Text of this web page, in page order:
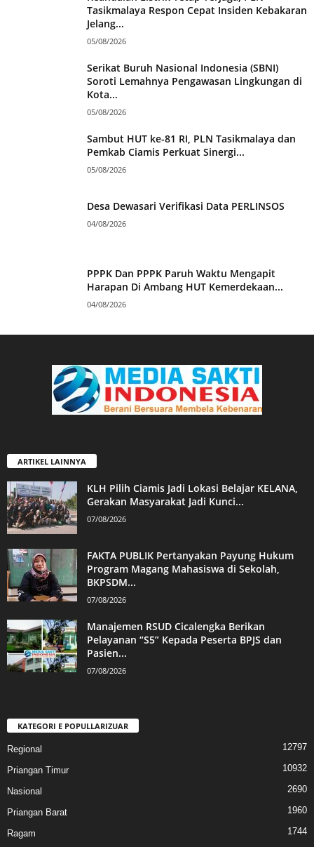
Tasikmalaya Respon Cepat Insiden Kebakaran
Jelang...
05/08/2026
Serikat Buruh Nasional Indonesia (SBNI)
Soroti Lemahnya Pengawasan Lingkungan di
Kota...
05/08/2026
Sambut HUT ke-81 RI, PLN Tasikmalaya dan
Pemkab Ciamis Perkuat Sinergi...
05/08/2026
Desa Dewasari Verifikasi Data PERLINSOS
04/08/2026
PPPK Dan PPPK Paruh Waktu Mengapit
Harapan Di Ambang HUT Kemerdekaan...
04/08/2026
ARTIKEL LAINNYA
KLH Pilih Ciamis Jadi Lokasi Belajar KELANA,
Gerakan Masyarakat Jadi Kunci...
07/08/2026
FAKTA PUBLIK Pertanyakan Payung Hukum
Program Magang Mahasiswa di Sekolah,
BKPSDM...
07/08/2026
Manajemen RSUD Cicalengka Berikan
Pelayanan “S5” Kepada Peserta BPJS dan
Pasien...
07/08/2026
KATEGORI E POPULLARIZUAR
Regional 12797
Priangan Timur 10932
Nasional 2690
Priangan Barat 1960
Ragam 1744